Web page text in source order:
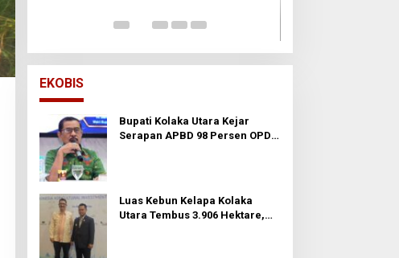
EKOBIS
Bupati Kolaka Utara Kejar
Serapan APBD 98 Persen OPD
Luas Kebun Kelapa Kolaka
Utara Tembus 3.906 Hektare,